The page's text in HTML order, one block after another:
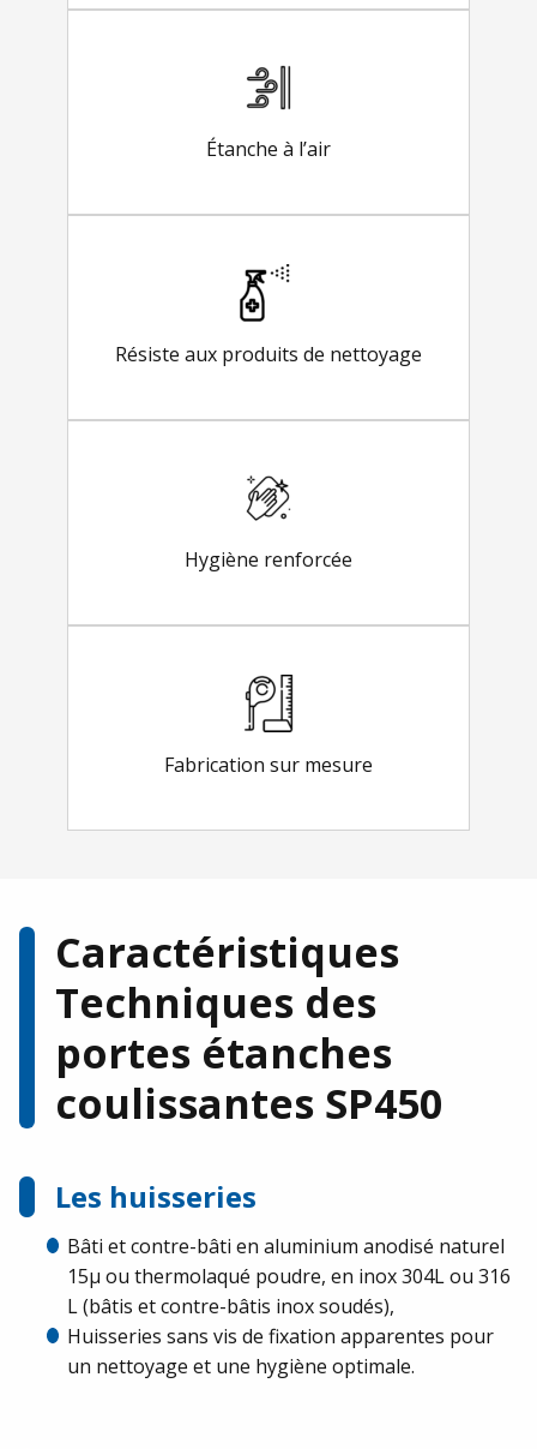
Étanche à l’air
Résiste aux produits de nettoyage
Hygiène renforcée
Fabrication sur mesure
Caractéristiques
Techniques des
portes étanches
coulissantes SP450
Les huisseries
Bâti et contre-bâti en aluminium anodisé naturel
15µ ou thermolaqué poudre, en inox 304L ou 316
L (bâtis et contre-bâtis inox soudés),
Huisseries sans vis de fixation apparentes pour
un nettoyage et une hygiène optimale.